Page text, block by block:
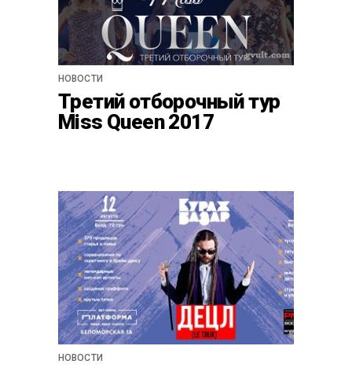
НОВОСТИ
Третий отборочный тур
Miss Queen 2017
НОВОСТИ